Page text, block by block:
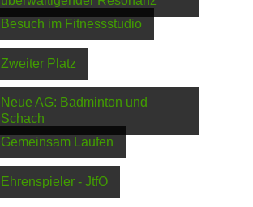
Besuch im Fitnessstudio
Zweiter Platz
Neue AG: Badminton und
Schach
Gemeinsam Laufen
Ehrenspieler - JtfO